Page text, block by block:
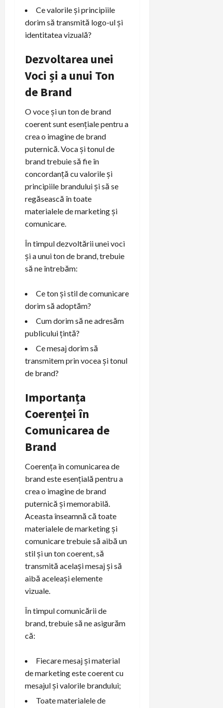
Ce valorile și principiile
dorim să transmită logo-ul și
identitatea vizuală?
Dezvoltarea unei
Voci și a unui Ton
de Brand
O voce și un ton de brand
coerent sunt esențiale pentru a
crea o imagine de brand
puternică. Voca și tonul de
brand trebuie să fie în
concordanță cu valorile și
principiile brandului și să se
regăsească în toate
materialele de marketing și
comunicare.
În timpul dezvoltării unei voci
și a unui ton de brand, trebuie
să ne întrebăm:
Ce ton și stil de comunicare
dorim să adoptăm?
Cum dorim să ne adresăm
publicului țintă?
Ce mesaj dorim să
transmitem prin vocea și tonul
de brand?
Importanța
Coerenței în
Comunicarea de
Brand
Coerența în comunicarea de
brand este esențială pentru a
crea o imagine de brand
puternică și memorabilă.
Aceasta înseamnă că toate
materialele de marketing și
comunicare trebuie să aibă un
stil și un ton coerent, să
transmită același mesaj și să
aibă aceleași elemente
vizuale.
În timpul comunicării de
brand, trebuie să ne asigurăm
că:
Fiecare mesaj și material
de marketing este coerent cu
mesajul și valorile brandului;
Toate materialele de